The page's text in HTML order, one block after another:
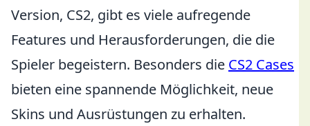
Version, CS2, gibt es viele aufregende
Features und Herausforderungen, die die
Spieler begeistern. Besonders die CS2 Cases
bieten eine spannende Möglichkeit, neue
Skins und Ausrüstungen zu erhalten.